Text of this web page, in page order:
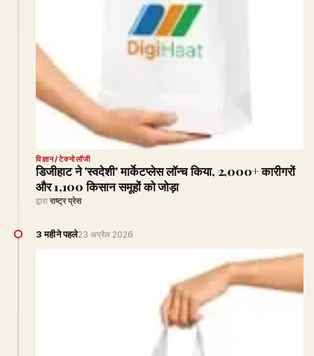
विज्ञान/टेक्नोलॉजी
डिजीहाट ने 'स्वदेशी' मार्केटप्लेस लॉन्च किया, 2,000+ कारीगरों
और 1,100 किसान समूहों को जोड़ा
द्वारा राष्ट्र प्रेस
3 महीने पहले23 अप्रैल 2026